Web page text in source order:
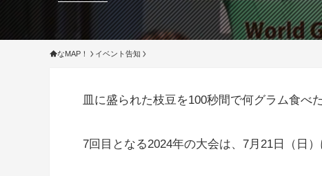
なMAP！ イベント告知
皿に盛られた枝豆を100秒間で何グラム食べ
7回目となる2024年の大会は、7月21日（日